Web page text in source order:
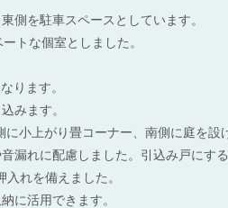
側を駐車スペースとしています。
トな個室としました。
ります。
みます。
小上がり畳コーナー、南側に庭を設
漏れに配慮しました。引込み戸にす
れを備えました。
に活用できます。